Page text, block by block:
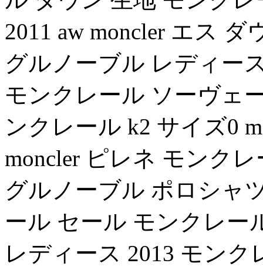
2011 aw moncler エス ダ
グルノーブル レディー
モンクレール ソーヴェ
ンクレール k2 サイズ0
moncler ピレネ モンク
グルノーブル ポロシャ
ール セール モンクレー
レディース 2013 モン